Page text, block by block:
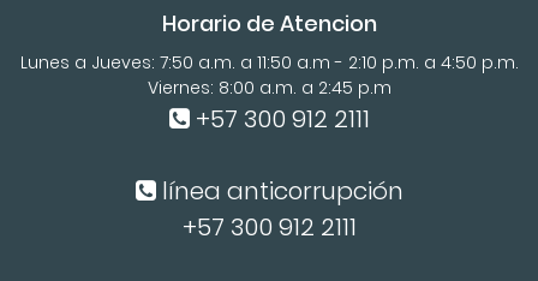
Horario de Atencion
Lunes a Jueves: 7:50 a.m. a 11:50 a.m - 2:10 p.m. a 4:50 p.m.
Viernes: 8:00 a.m. a 2:45 p.m
+57 300 912 2111
línea anticorrupción
+57 300 912 2111